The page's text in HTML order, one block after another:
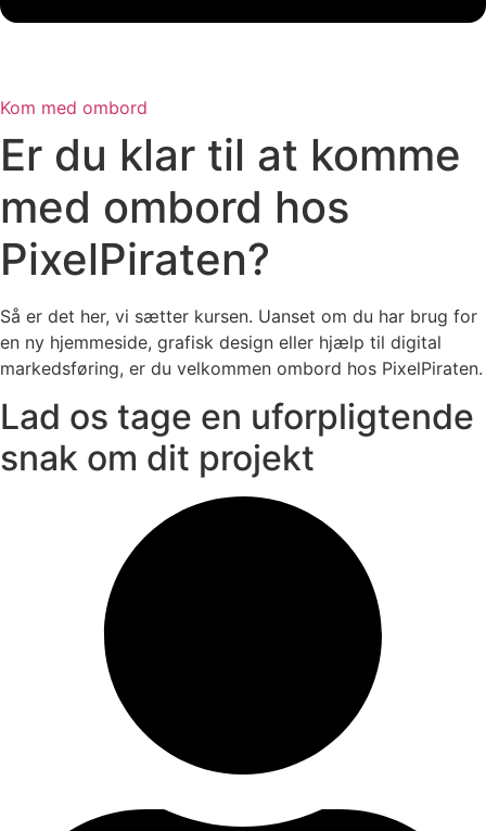
Kom med ombord
Er du klar til at komme
med ombord hos
PixelPiraten?
Så er det her, vi sætter kursen. Uanset om du har brug for
en ny hjemmeside, grafisk design eller hjælp til digital
markedsføring, er du velkommen ombord hos PixelPiraten.
Lad os tage en uforpligtende
snak om dit projekt